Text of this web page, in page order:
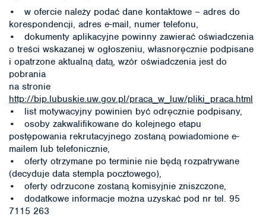
• w ofercie należy podać dane kontaktowe – adres do
korespondencji, adres e-mail, numer telefonu,
• dokumenty aplikacyjne powinny zawierać oświadczenia
o treści wskazanej w ogłoszeniu, własnoręcznie podpisane
i opatrzone aktualną datą, wzór oświadczenia jest do
pobrania
na stronie
http://bip.lubuskie.uw.gov.pl/praca_w_luw/pliki_praca.html
• list motywacyjny powinien być odręcznie podpisany,
• osoby zakwalifikowane do kolejnego etapu
postępowania rekrutacyjnego zostaną powiadomione e-
mailem lub telefonicznie,
• oferty otrzymane po terminie nie będą rozpatrywane
(decyduje data stempla pocztowego),
• oferty odrzucone zostaną komisyjnie zniszczone,
• dodatkowe informacje można uzyskać pod nr tel. 95
7115 263